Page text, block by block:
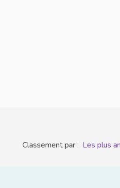
Classement par : Les plus